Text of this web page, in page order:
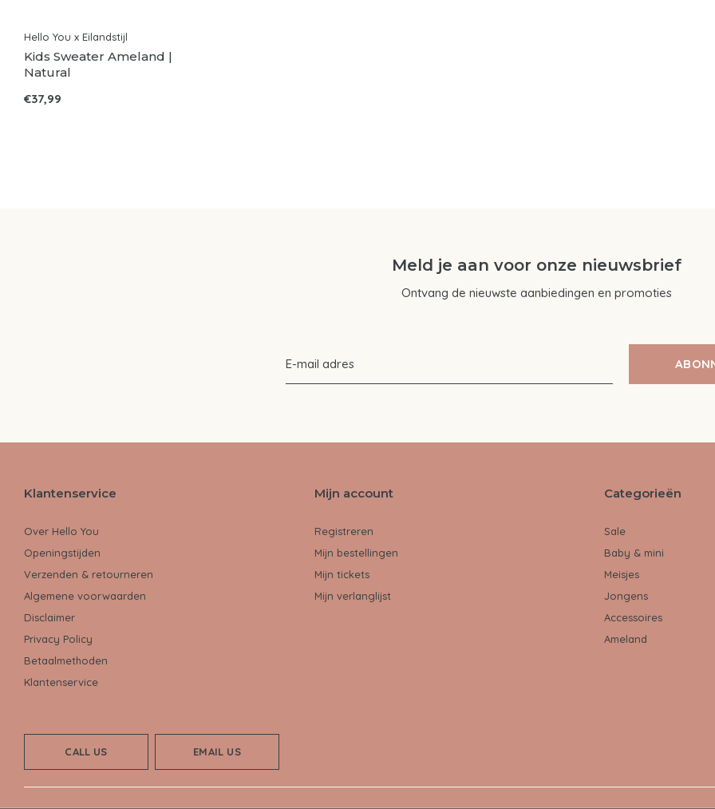
Hello You x Eilandstijl
Kids Sweater Ameland |
Natural
€37,99
Meld je aan voor onze nieuwsbrief
Ontvang de nieuwste aanbiedingen en promoties
Klantenservice
Over Hello You
Openingstijden
Verzenden & retourneren
Algemene voorwaarden
Disclaimer
Privacy Policy
Betaalmethoden
Klantenservice
Mijn account
Registreren
Mijn bestellingen
Mijn tickets
Mijn verlanglijst
Categorieën
Sale
Baby & mini
Meisjes
Jongens
Accessoires
Ameland
CALL US EMAIL US